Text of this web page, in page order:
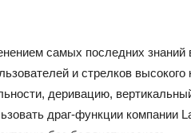
самых последних знаний
и стрелков высокого
деривацию,
драг-функции компании